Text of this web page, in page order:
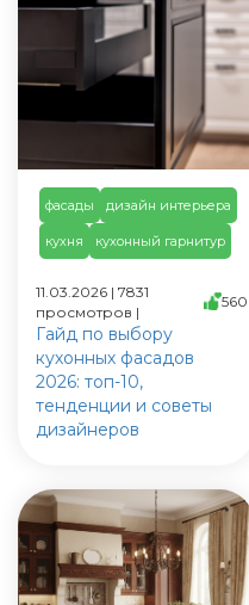
фасады дизайн интерьера
кухня кухонный гарнитур
11.03.2026 | 7831
просмотров |
560
Гайд по выбору
кухонных фасадов
2026: топ-10,
тенденции и советы
дизайнеров